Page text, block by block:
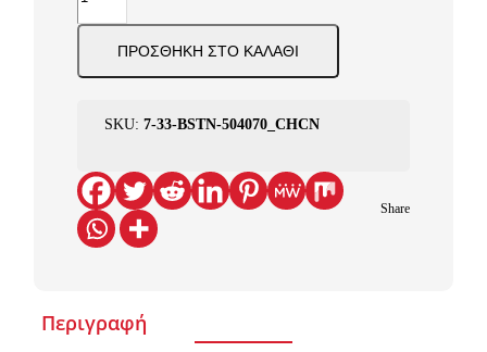
ΠΡΟΣΘΉΚΗ ΣΤΟ ΚΑΛΆΘΙ
SKU: 7-33-BSTN-504070_CHCN
Share
Περιγραφή